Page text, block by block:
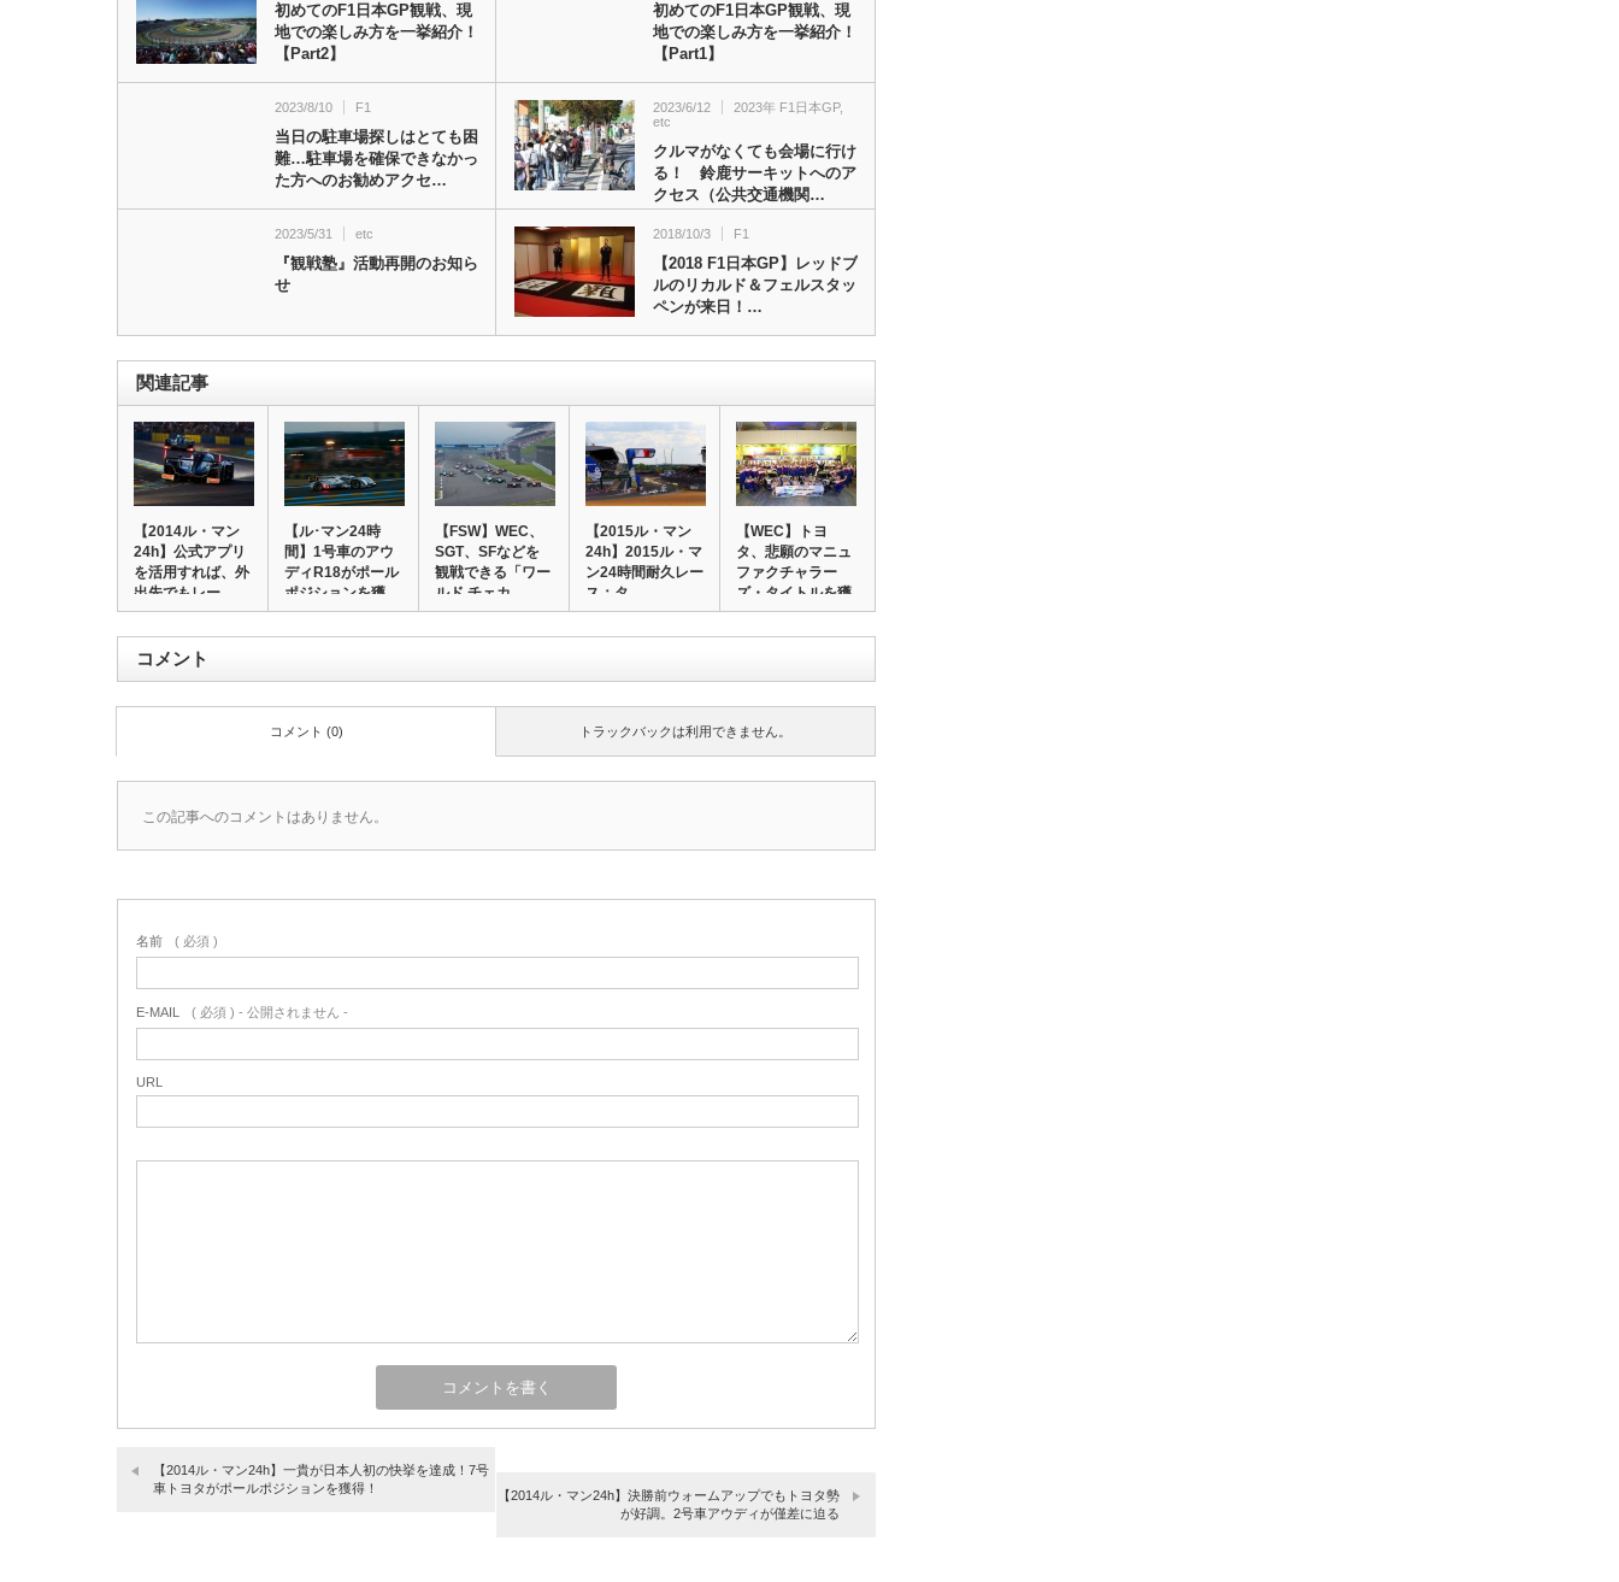
初めてのF1日本GP観戦、現
地での楽しみ方を一挙紹介！
【Part2】
初めてのF1日本GP観戦、現
地での楽しみ方を一挙紹介！
【Part1】
2023/8/10 F1
当日の駐車場探しはとても困
難…駐車場を確保できなかっ
た方へのお勧めアクセ…
2023/6/12 2023年 F1日本GP,
etc
クルマがなくても会場に行け
る！ 鈴鹿サーキットへのア
クセス（公共交通機関…
2023/5/31 etc
『観戦塾』活動再開のお知ら
せ
2018/10/3 F1
【2018 F1日本GP】レッドブ
ルのリカルド＆フェルスタッ
ペンが来日！…
関連記事
【2014ル・マン
24h】公式アプリ
を活用すれば、外
出先でもレー…
【ル･マン24時
間】1号車のアウ
ディR18がポール
ポジションを獲…
【FSW】WEC、
SGT、SFなどを
観戦できる「ワー
ルド チェカ…
【2015ル・マン
24h】2015ル・マ
ン24時間耐久レー
ス：タ…
【WEC】トヨ
タ、悲願のマニュ
ファクチャラー
ズ・タイトルを獲
得！…
コメント
トラックバックは利用できません。
コメント (0)
この記事へのコメントはありません。
名前 ( 必須 )
E-MAIL ( 必須 ) - 公開されません -
URL
【2014ル・マン24h】一貴が日本人初の快挙を達成！7号
車トヨタがポールポジションを獲得！
【2014ル・マン24h】決勝前ウォームアップでもトヨタ勢
が好調。2号車アウディが僅差に迫る